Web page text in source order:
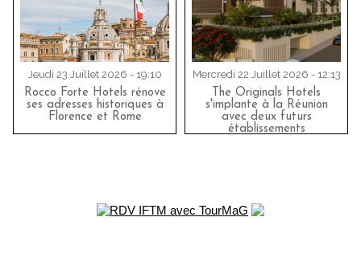
Jeudi 23 Juillet 2026 - 19:10
Rocco Forte Hotels rénove
ses adresses historiques à
Florence et Rome
Mercredi 22 Juillet 2026 - 12:13
The Originals Hotels
s'implante à la Réunion
avec deux futurs
établissements